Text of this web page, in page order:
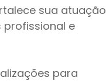
sua atuação
e
para